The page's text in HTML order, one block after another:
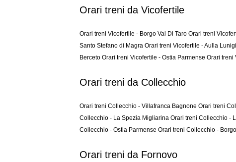
Orari treni da Vicofertile
Orari treni Vicofertile - Borgo Val Di Taro Orari treni
Santo Stefano di Magra Orari treni Vicofertile - Aulla
Berceto Orari treni Vicofertile - Ostia Parmense Orari treni
Orari treni da Collecchio
Orari treni Collecchio - Villafranca Bagnone Orari treni
Collecchio - La Spezia Migliarina Orari treni Collecchio -
Collecchio - Ostia Parmense Orari treni Collecchio -
Orari treni da Fornovo